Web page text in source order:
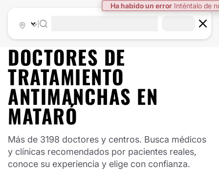
Ha habido un error Inténtalo de
DOCTORES DE
TRATAMIENTO
ANTIMANCHAS EN
MATARÓ
Más de 3198 doctores y centros. Busca médicos
y clínicas recomendados por pacientes reales,
conoce su experiencia y elige con confianza.